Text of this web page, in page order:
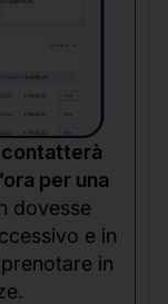
per una
dovesse
e in
in